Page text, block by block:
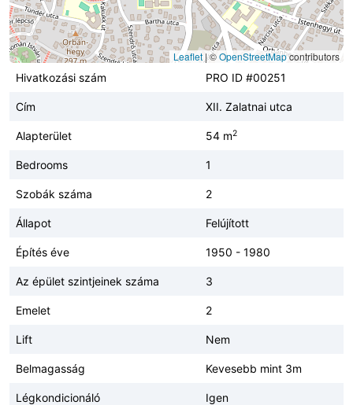
Leaflet |©OpenStreetMapcontributors
Hivatkozási szám
PRO ID #00251
Cím XII. Zalatnai utca
Alapterület 54 m2
Bedrooms 1
Szobák száma 2
Állapot Felújított
Építés éve 1950 - 1980
Az épület szintjeinek száma 3
Emelet 2
Lift Nem
Belmagasság Kevesebb mint 3m
Légkondicionáló Igen